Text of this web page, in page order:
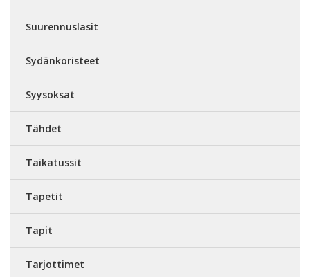
Suurennuslasit
Sydänkoristeet
Syysoksat
Tähdet
Taikatussit
Tapetit
Tapit
Tarjottimet